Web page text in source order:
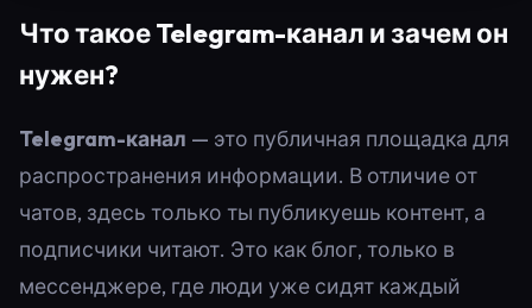
Что такое Telegram-канал и зачем он
нужен?
Telegram-канал — это публичная площадка для
распространения информации. В отличие от
чатов, здесь только ты публикуешь контент, а
подписчики читают. Это как блог, только в
мессенджере, где люди уже сидят каждый